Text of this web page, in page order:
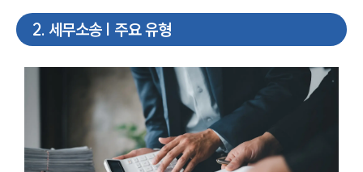
2. 세무소송 | 주요 유형